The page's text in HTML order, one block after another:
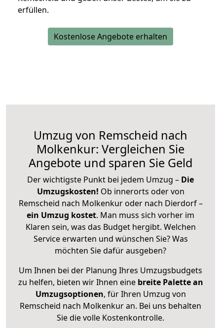
erfüllen.
Kostenlose Angebote erhalten
Umzug von Remscheid nach
Molkenkur: Vergleichen Sie
Angebote und sparen Sie Geld
Der wichtigste Punkt bei jedem Umzug – Die
Umzugskosten! Ob innerorts oder von
Remscheid nach Molkenkur oder nach Dierdorf –
ein Umzug kostet. Man muss sich vorher im
Klaren sein, was das Budget hergibt. Welchen
Service erwarten und wünschen Sie? Was
möchten Sie dafür ausgeben?
Um Ihnen bei der Planung Ihres Umzugsbudgets
zu helfen, bieten wir Ihnen eine breite Palette an
Umzugsoptionen, für Ihren Umzug von
Remscheid nach Molkenkur an. Bei uns behalten
Sie die volle Kostenkontrolle.